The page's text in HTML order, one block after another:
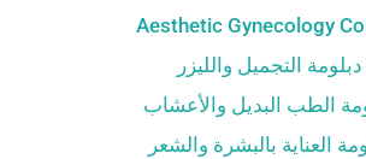
Aesthetic Gynecology
دبلومة التجميل والليزر
الطب البديل والأعشاب
العناية بالبشرة والشعر